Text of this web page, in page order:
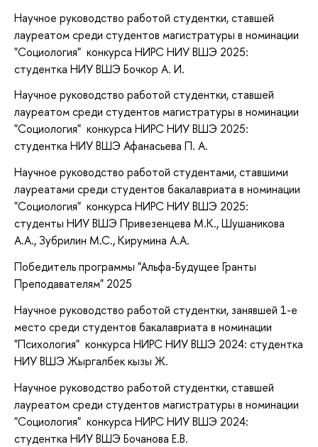
Научное руководство работой студентки, ставшей
лауреатом среди студентов магистратуры в номинации
"Социология" конкурса НИРС НИУ ВШЭ 2025:
студентка НИУ ВШЭ Бочкор А. И.
Научное руководство работой студентки, ставшей
лауреатом среди студентов магистратуры в номинации
"Социология" конкурса НИРС НИУ ВШЭ 2025:
студентка НИУ ВШЭ Афанасьева П. А.
Научное руководство работой студентами, ставшими
лауреатами среди студентов бакалавриата в номинации
"Социология" конкурса НИРС НИУ ВШЭ 2025:
студенты НИУ ВШЭ Привезенцева М.К., Шушаникова
А.А., Зубрилин М.С., Кирумина А.А.
Победитель программы "Альфа-Будущее Гранты
Преподавателям" 2025
Научное руководство работой студентки, занявшей 1-е
место среди студентов бакалавриата в номинации
"Психология" конкурса НИРС НИУ ВШЭ 2024: студентка
НИУ ВШЭ Жыргалбек кызы Ж.
Научное руководство работой студентки, ставшей
лауреатом среди студентов магистратуры в номинации
"Социология" конкурса НИРС НИУ ВШЭ 2024:
студентка НИУ ВШЭ Бочанова Е.В.